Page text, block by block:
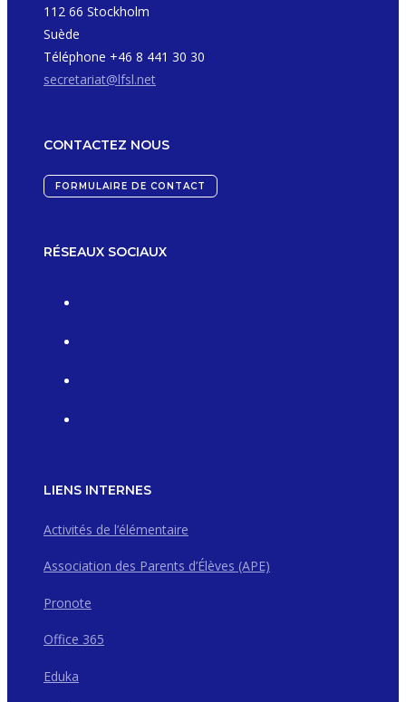
112 66 Stockholm
Suède
Téléphone +46 8 441 30 30
secretariat@lfsl.net
CONTACTEZ NOUS
FORMULAIRE DE CONTACT
RÉSEAUX SOCIAUX
LIENS INTERNES
Activités de l’élémentaire
Association des Parents d’Élèves (APE)
Pronote
Office 365
Eduka